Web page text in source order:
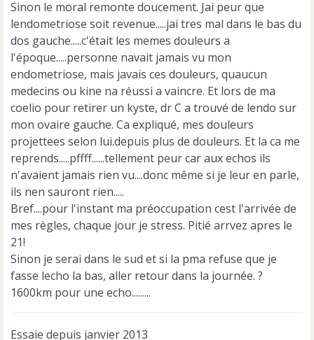
Sinon le moral remonte doucement. Jai peur que
lendometriose soit revenue.....jai tres mal dans le bas du
dos gauche.....c'était les memes douleurs a
l'époque.....personne navait jamais vu mon
endometriose, mais javais ces douleurs, quaucun
medecins ou kine na réussi a vaincre. Et lors de ma
coelio pour retirer un kyste, dr C a trouvé de lendo sur
mon ovaire gauche. Ca expliqué, mes douleurs
projettees selon lui.depuis plus de douleurs. Et la ca me
reprends.....pffff......tellement peur car aux echos ils
n'avaient jamais rien vu....donc même si je leur en parle,
ils nen sauront rien.....
Bref....pour l'instant ma préoccupation cest l'arrivée de
mes règles, chaque jour je stress. Pitié arrvez apres le
21!
Sinon je serai dans le sud et si la pma refuse que je
fasse lecho la bas, aller retour dans la journée. ?
1600km pour une echo.........
Essaie depuis janvier 2013